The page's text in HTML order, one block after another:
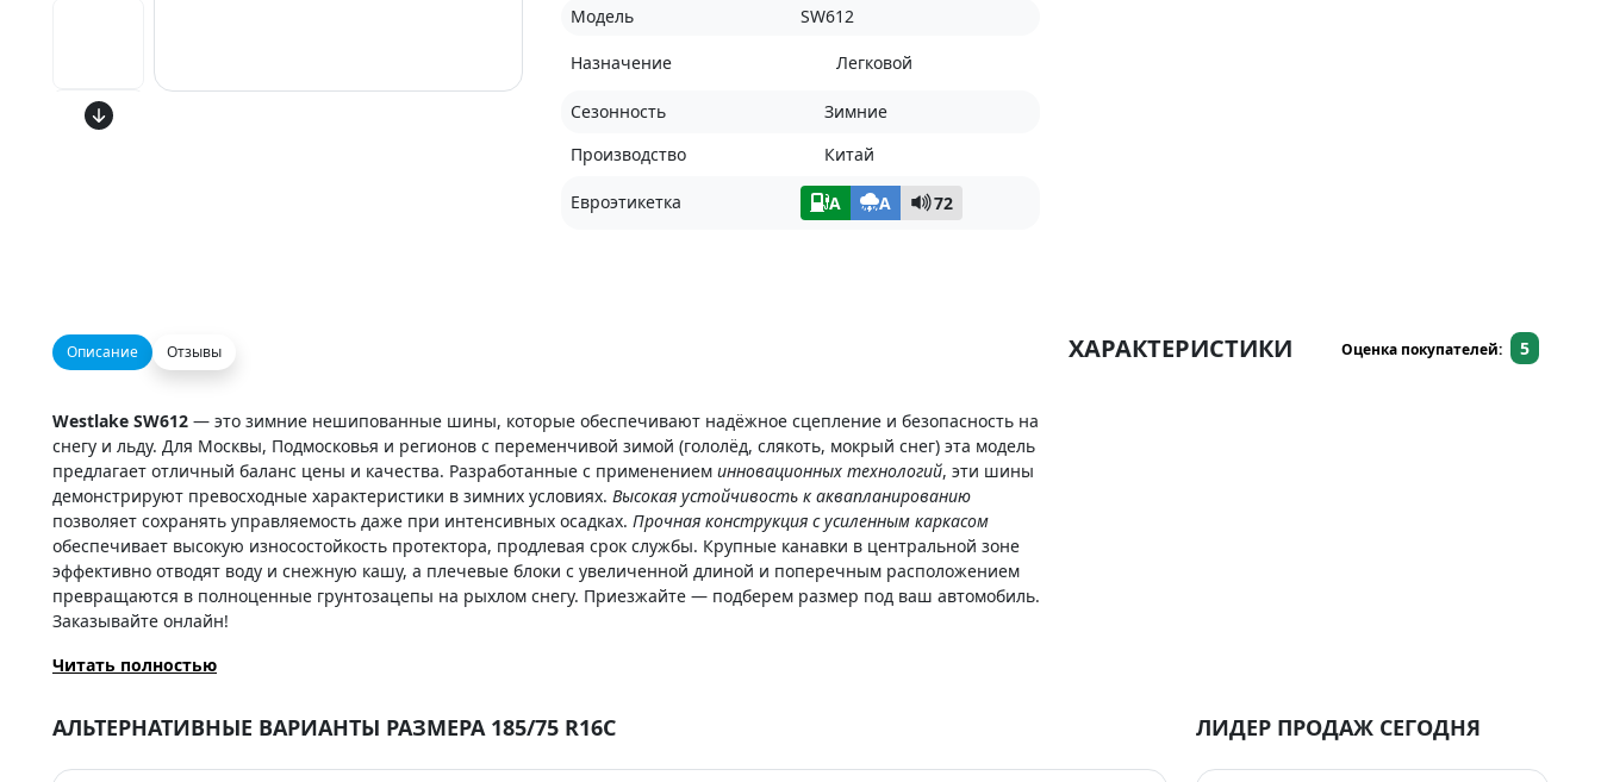
Модель
SW612
Назначение Легковой
Сезонность
Зимние
Производство
Китай
Евроэтикетка A A 72
Описание Отзывы
Westlake SW612 — это зимние нешипованные шины, которые обеспечивают надёжное сцепление и безопасность на
снегу и льду. Для Москвы, Подмосковья и регионов с переменчивой зимой (гололёд, слякоть, мокрый снег) эта модель
предлагает отличный баланс цены и качества. Разработанные с применением инновационных технологий, эти шины
демонстрируют превосходные характеристики в зимних условиях. Высокая устойчивость к аквапланированию
позволяет сохранять управляемость даже при интенсивных осадках. Прочная конструкция с усиленным каркасом
обеспечивает высокую износостойкость протектора, продлевая срок службы. Крупные канавки в центральной зоне
эффективно отводят воду и снежную кашу, а плечевые блоки с увеличенной длиной и поперечным расположением
превращаются в полноценные грунтозацепы на рыхлом снегу. Приезжайте — подберем размер под ваш автомобиль.
Заказывайте онлайн!
Читать полностью
ХАРАКТЕРИСТИКИ Оценка покупателей: 5
АЛЬТЕРНАТИВНЫЕ ВАРИАНТЫ РАЗМЕРА 185/75 R16C ЛИДЕР ПРОДАЖ СЕГОДНЯ